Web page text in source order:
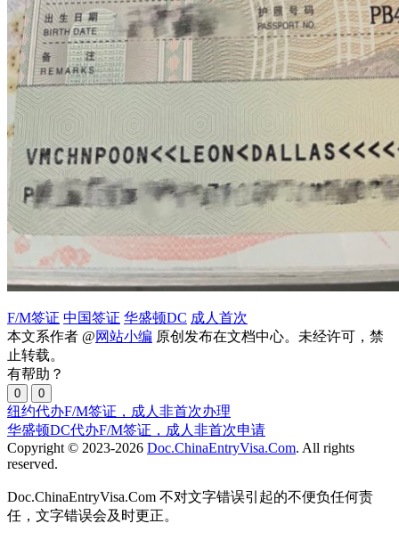
F/M签证 中国签证 华盛顿DC 成人首次
本文系作者 @网站小编 原创发布在文档中心。未经许可，禁
止转载。
有帮助？
0 0
纽约代办F/M签证，成人非首次办理
华盛顿DC代办F/M签证，成人非首次申请
Copyright © 2023-2026 Doc.ChinaEntryVisa.Com. All rights
reserved.
Doc.ChinaEntryVisa.Com 不对文字错误引起的不便负任何责
任，文字错误会及时更正。